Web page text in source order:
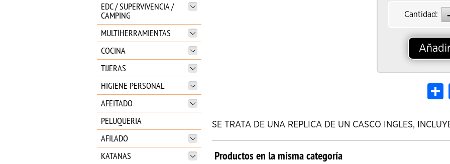
EDC / SUPERVIVENCIA /
CAMPING
MULTIHERRAMIENTAS
COCINA
TIJERAS
HIGIENE PERSONAL
AFEITADO
PELUQUERIA
AFILADO
KATANAS
Cantidad:
SE TRATA DE UNA REPLICA DE UN CASCO INGLES,
Productos en la misma categoría